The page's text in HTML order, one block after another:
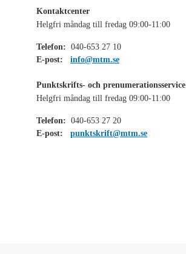
Kontaktcenter
Helgfri måndag till fredag 09:00-11:00
Telefon: 040-653 27 10
E-post:
info@mtm.se
Punktskrifts- och prenumerationsservice
Helgfri måndag till fredag 09:00-11:00
Telefon: 040-653 27 20
E-post:
punktskrift@mtm.se